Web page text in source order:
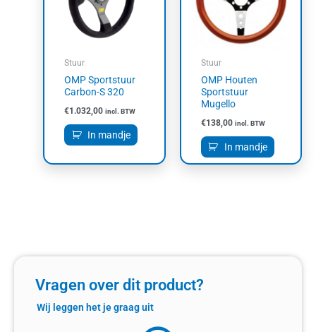
Stuur
OMP Sportstuur
Carbon-S 320
€1.032,00 incl. BTW
In mandje
Stuur
OMP Houten
Sportstuur
Mugello
€138,00 incl. BTW
In mandje
Vragen over dit product?
Wij leggen het je graag uit